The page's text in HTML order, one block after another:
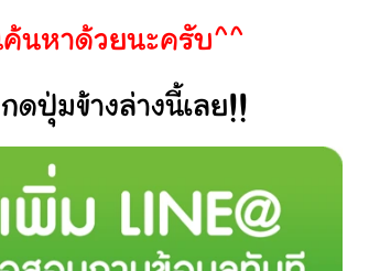
นหาด้วยนะครับ^^
ปุ่มข้างล่างนี้เลย!!